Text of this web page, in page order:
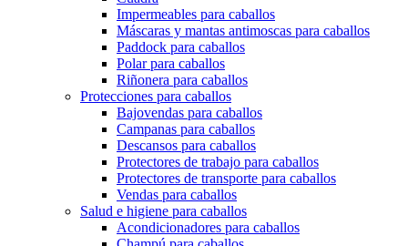
Impermeables para caballos
Máscaras y mantas antimoscas para caballos
Paddock para caballos
Polar para caballos
Riñonera para caballos
Protecciones para caballos
Bajovendas para caballos
Campanas para caballos
Descansos para caballos
Protectores de trabajo para caballos
Protectores de transporte para caballos
Vendas para caballos
Salud e higiene para caballos
Acondicionadores para caballos